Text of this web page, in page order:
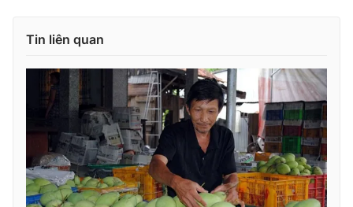
Cơ quan chủ quản:
Cơ quan báo chí:
Thời báo VTV
Giấy phép hoạt động báo in và báo điện tử số 483/GP-BTTTT
cấp ngày 29/12/2023
Tổng Biên tập:Vũ Thanh Thủy
Phó Tổng Biên tập: Nguyễn Thị Mỹ Hạnh, Phạm Quốc Thắng,
Nguyễn Trọng Ninh
Tổng đài VTV:024.38 355 931 - 024.38 355 932
Tin liên quan